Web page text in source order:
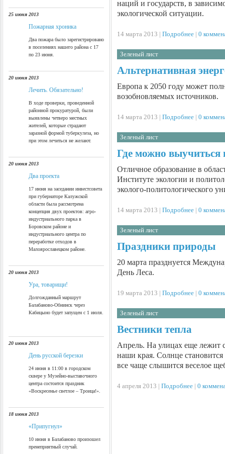
25 июня 2013
Пожарная хроника
Два пожара было зарегистрировано
в поселениях нашего района с 17
по 23 июня.
20 июня 2013
Лечить. Обязательно!
В ходе проверки, проведенной
районной прокуратурой, были
выявлены четверо местных
жителей, которые страдают
заразной формой туберкулеза, но
при этом лечиться не желают.
20 июня 2013
Два проекта
17 июня на заседании инвестсовета
при губернаторе Калужской
области была рассмотрена
концепция двух проектов: агро-
индустриального парка в
Боровском районе и
индустриального центра по
переработке отходов в
Малоярославецком районе.
20 июня 2013
Ура, товарищи!
Долгожданный маршрут
Балабаново-Обнинск через
Кабицыно будет запущен с 1 июля.
20 июня 2013
День русской березки
24 июня в 11:00 в городском
сквере у Музейно-выставочного
центра состоится праздник
«Воскресенье светлое – Троица!».
18 июня 2013
«Припугнул»
10 июня в Балабаново произошел
пренеприятный случай.
наций и государств, в
экологической ситуации.
14 марта 2013 | Подробнее | 0
Зеленый лист
Альтернативная
Европа к 2050 году может
возобновляемых источников.
14 марта 2013 | Подробнее | 0
Зеленый лист
Где можно выучиться
Отличное образование в
Институте экологии и
эколого-
14 марта 2013 | Подробнее | 0
Зеленый лист
Праздники природы
20 марта празднуется
День Леса.
19 марта 2013 | Подробнее | 0
Зеленый лист
Вестники тепла
Апрель. На улицах еще лежит
наши края. Солнце
все чаще слышится веселое
4 апреля 2013 | Подробнее | 0